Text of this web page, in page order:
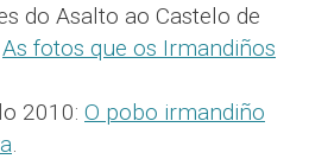
do Asalto ao Castelo de
As fotos que os Irmandiños
2010: O pobo irmandiño
.